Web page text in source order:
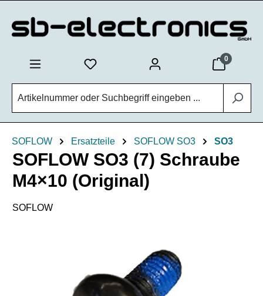
0
SOFLOW Ersatzteile SOFLOW SO3 SO3
SOFLOW SO3 (7) Schraube
M4×10 (Original)
SOFLOW